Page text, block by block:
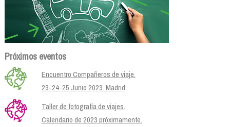
Próximos eventos
Encuentro Compañeros de viaje.
23-24-25 Junio 2023. Madrid
Taller de fotografía de viajes.
Calendario de 2023 próximamente.